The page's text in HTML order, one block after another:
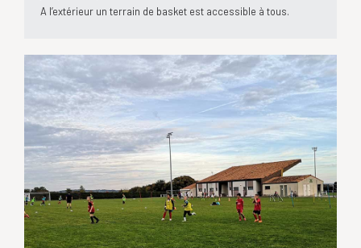
A l’extérieur un terrain de basket est accessible à tous.